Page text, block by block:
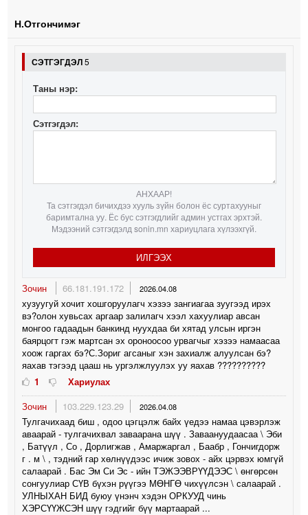
Н.Отгончимэг
СЭТГЭГДЭЛ5
Таны нэр:
Сэтгэгдэл:
АНХААР!
Та сэтгэгдэл бичихдээ хууль зүйн болон ёс суртахууныг
баримтална уу. Ёс бус сэтгэгдлийг админ устгах эрхтэй.
Мэдээний сэтгэгдэлд sonin.mn хариуцлага хүлээхгүй.
ИЛГЭЭХ
Зочин 66.181.191.172 2026.04.08
хузуугуй хочит хошгоруулагч хэзээ зангиагаа зуугээд ирэх
вэ?олон хувьсах аргаар залилагч хээл хахуулиар авсан
монгоо гадаадын банкинд нуухдаа би хятад улсын иргэн
баярцогт гэж мартсан эх ороноосоо урвагчыг хэзээ намаасаа
хоож гаргах бэ?С.Зориг агсаныг хэн захиалж алуулсан бэ?
яахав тэгээд цааш нь ургэлжлуулэх уу яахав ??????????
1
Хариулах
Зочин
103.229.123.29 2026.04.08
Тулгачихаад биш , одоо цэгцэлж байх үедээ намаа цэвэрлэж
аваарай - тулгачихвал заваарана шүү . Заваануудаасаа \ Эби
, Батүүл , Со , Дорлигжав , Амаржаргал , Баабр , Гончигдорж
г . м \ , тэдний гар хөлнүүдээс ичиж зовох - айх цэрвэх юмгүй
салаарай . Бас Эм Си Эс - ийн ТЭЖЭЭВРҮҮДЭЭС \ өнгөрсөн
сонгуулиар СҮВ бүхэн рүүгээ МӨНГӨ чихүүлсэн \ салаарай .
УЛНЫХАН БИД буюу үнэнч хэдэн ОРКУУД чинь
ХЭРСҮҮЖСЭН шүү гэдгийг бүү мартаарай ...